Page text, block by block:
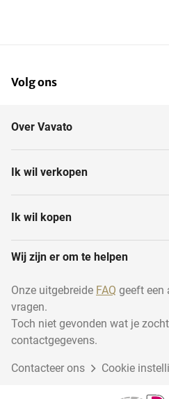
Dressuur-, spring- en...
Disposables
Duurzame energie
Cadeauverpakkingen
Volg ons
Over Vavato
Ik wil verkopen
Ik wil kopen
Wij zijn er om te helpen
Onze uitgebreide FAQ geeft een
vragen.
Toch niet gevonden wat je
contactgegevens.
Contacteer ons Cookie